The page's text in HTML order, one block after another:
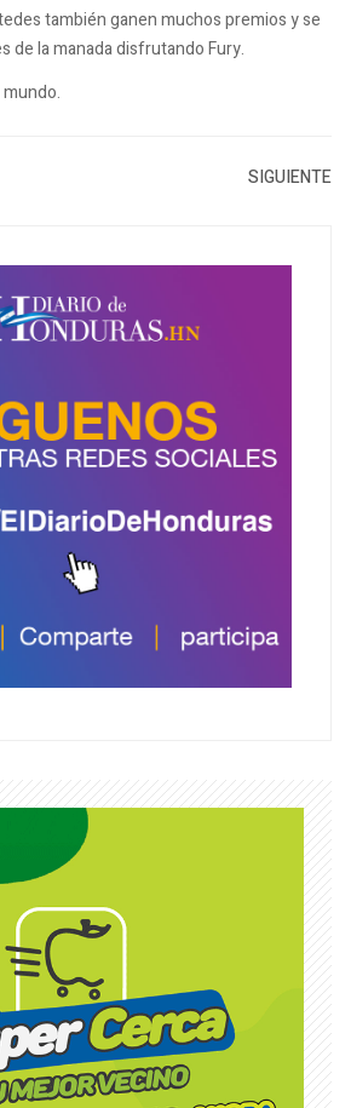
también ganen muchos premios y se
de la manada disfrutando Fury.
SIGUIENTE